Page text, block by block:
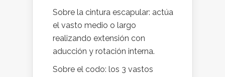
Sobre la cintura escapular: actúa
el vasto medio o largo
realizando extensión con
aducción y rotación interna.
Sobre el codo: los 3 vastos